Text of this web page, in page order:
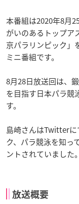
本番組は2020年8月
がいのあるトップア
京パラリンピック」
ミニ番組です。
8月28日放送回は、
を目指す日本パラ競
す。
島崎さんはTwitterに
ク、パラ競泳を知っ
ントされていました。
放送概要